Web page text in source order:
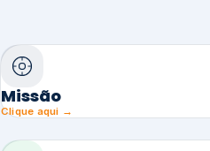
Missão
Clique aqui →